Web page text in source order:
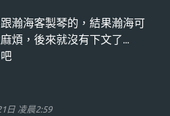
瀚海客製琴的，結果瀚海可
煩，後來就沒有下文了...
日 凌晨2:59